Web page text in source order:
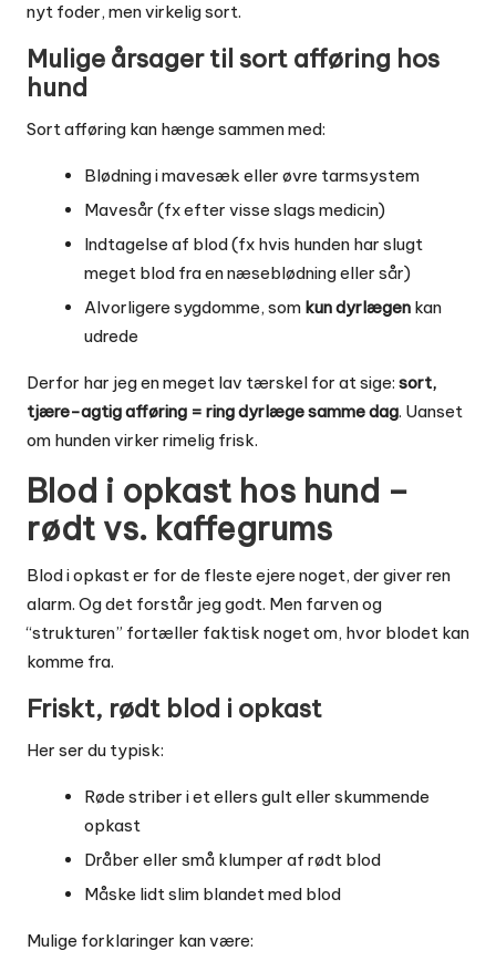
nyt foder, men virkelig sort.
Mulige årsager til sort afføring hos
hund
Sort afføring kan hænge sammen med:
Blødning i mavesæk eller øvre tarmsystem
Mavesår (fx efter visse slags medicin)
Indtagelse af blod (fx hvis hunden har slugt
meget blod fra en næseblødning eller sår)
Alvorligere sygdomme, som kun dyrlægen kan
udrede
Derfor har jeg en meget lav tærskel for at sige: sort,
tjære-agtig afføring = ring dyrlæge samme dag. Uanset
om hunden virker rimelig frisk.
Blod i opkast hos hund –
rødt vs. kaffegrums
Blod i opkast er for de fleste ejere noget, der giver ren
alarm. Og det forstår jeg godt. Men farven og
“strukturen” fortæller faktisk noget om, hvor blodet kan
komme fra.
Friskt, rødt blod i opkast
Her ser du typisk:
Røde striber i et ellers gult eller skummende
opkast
Dråber eller små klumper af rødt blod
Måske lidt slim blandet med blod
Mulige forklaringer kan være: